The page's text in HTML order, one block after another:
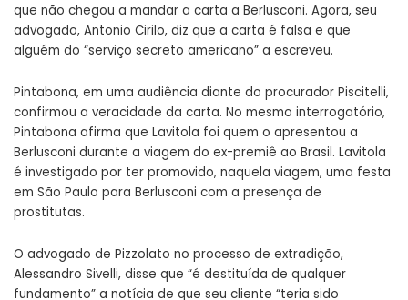
que não chegou a mandar a carta a Berlusconi. Agora, seu
advogado, Antonio Cirilo, diz que a carta é falsa e que
alguém do “serviço secreto americano” a escreveu.
Pintabona, em uma audiência diante do procurador Piscitelli,
confirmou a veracidade da carta. No mesmo interrogatório,
Pintabona afirma que Lavitola foi quem o apresentou a
Berlusconi durante a viagem do ex-premiê ao Brasil. Lavitola
é investigado por ter promovido, naquela viagem, uma festa
em São Paulo para Berlusconi com a presença de
prostitutas.
O advogado de Pizzolato no processo de extradição,
Alessandro Sivelli, disse que “é destituída de qualquer
fundamento” a notícia de que seu cliente “teria sido